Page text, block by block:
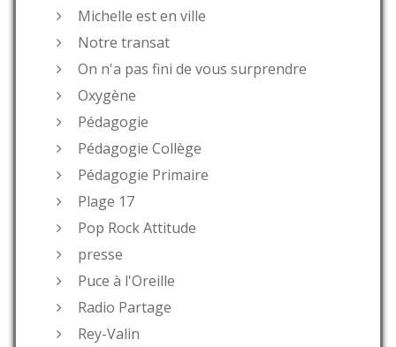
Michelle est en ville
Notre transat
On n'a pas fini de vous surprendre
Oxygène
Pédagogie
Pédagogie Collège
Pédagogie Primaire
Plage 17
Pop Rock Attitude
presse
Puce à l'Oreille
Radio Partage
Rey-Valin